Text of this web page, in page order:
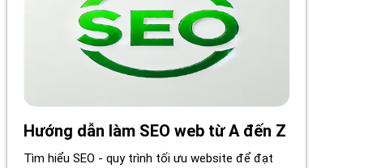
Hướng dẫn làm SEO web từ A đến Z
Tìm hiểu SEO - quy trình tối ưu website để đạt